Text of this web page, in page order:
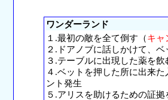
ワンダーランド
１.最初の敵を全て倒す（キャ
２.ドアノブに話しかけて、
３.テーブルに出現した薬を飲
４.ベットを押した所に出来
ント発生
５.アリスを助けるための証